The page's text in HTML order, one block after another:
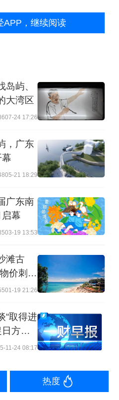
果按照这一标准，
主张海洋权益的依
放弃声索吗？
，无论是“仲裁庭”的
搅乱南海，从中谋
多国家已看清这出闹
公约》的严肃性。
同努力下，南海的
盟国家加快磋商，
行为准则”，构建和
南海新叙事。一切企
是非的行径都将破
APP，继续阅读
屿、
大湾区
07-24 17:26
，广东
05-21 18:29
广东南
幕
03-19 13:53
滩古
价刺
01-19 21:26
“取得进
方早
不悟；
长婚
11-24 08:17
热度